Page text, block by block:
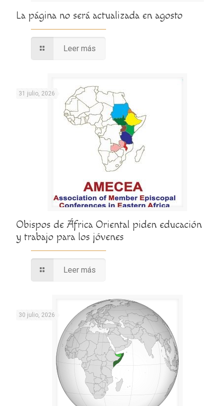
La página no será actualizada en agosto
Leer más
31 julio, 2026
Obispos de África Oriental piden educación
y trabajo para los jóvenes
Leer más
30 julio, 2026